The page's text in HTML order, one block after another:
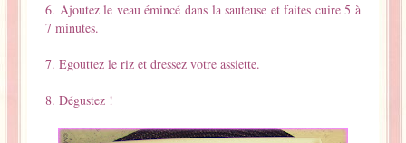
6. Ajoutez le veau émincé dans la sauteuse et faites cuire 5 à
7 minutes.
7. Egouttez le riz et dressez votre assiette.
8. Dégustez !